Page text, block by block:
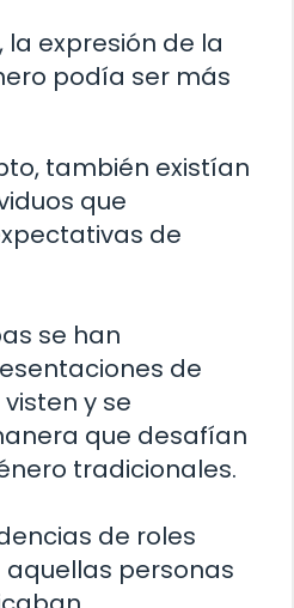
la expresión de la
podía ser más
también existían
que
de
se han
de
y se
que desafían
tradicionales.
de roles
personas